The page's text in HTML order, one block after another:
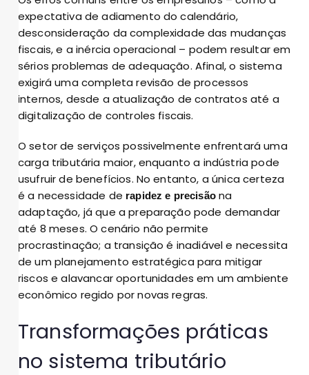
expectativa de adiamento do calendário,
desconsideração da complexidade das mudanças
fiscais, e a inércia operacional – podem resultar em
sérios problemas de adequação. Afinal, o sistema
exigirá uma completa revisão de processos
internos, desde a atualização de contratos até a
digitalização de controles fiscais.
O setor de serviços possivelmente enfrentará uma
carga tributária maior, enquanto a indústria pode
usufruir de benefícios. No entanto, a única certeza
é a necessidade de rapidez e precisãona
adaptação, já que a preparação pode demandar
até 8 meses. O cenário não permite
procrastinação; a transição é inadiável e necessita
de um planejamento estratégica para mitigar
riscos e alavancar oportunidades em um ambiente
econômico regido por novas regras.
Transformações práticas
no sistema tributário